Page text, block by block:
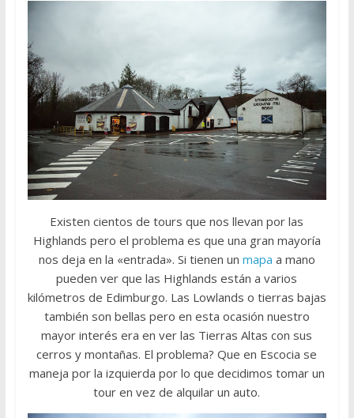
Existen cientos de tours que nos llevan por las
Highlands pero el problema es que una gran mayoría
nos deja en la «entrada». Si tienen un mapa a mano
pueden ver que las Highlands están a varios
kilómetros de Edimburgo. Las Lowlands o tierras bajas
también son bellas pero en esta ocasión nuestro
mayor interés era en ver las Tierras Altas con sus
cerros y montañas. El problema? Que en Escocia se
maneja por la izquierda por lo que decidimos tomar un
tour en vez de alquilar un auto.